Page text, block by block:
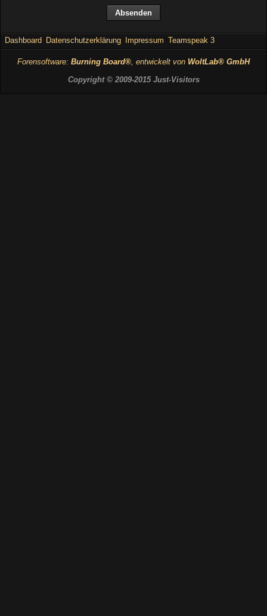
Dashboard Datenschutzerklärung Impressum Teamspeak 3
Forensoftware: Burning Board®, entwickelt von WoltLab® GmbH
Copyright © 2009-2015 Just-Visitors